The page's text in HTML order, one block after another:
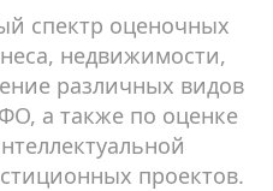
спектр оценочных
недвижимости,
различных видов
а также по оценке
проектов.